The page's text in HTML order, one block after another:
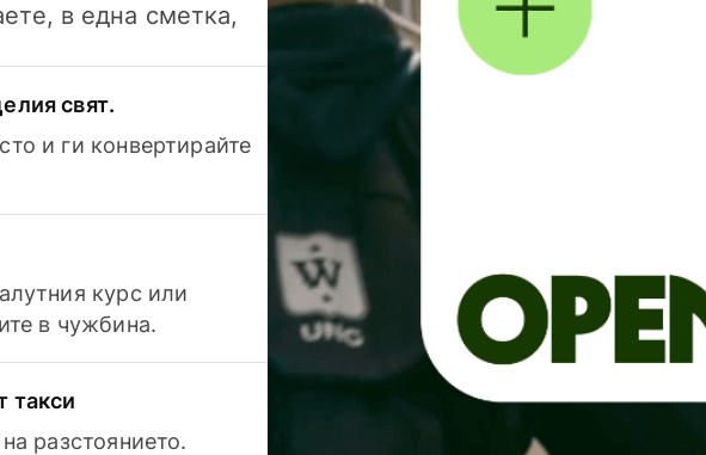
в една сметка,
свят.
и ги конвертирайте
курс или
в чужбина.
такси
разстоянието.